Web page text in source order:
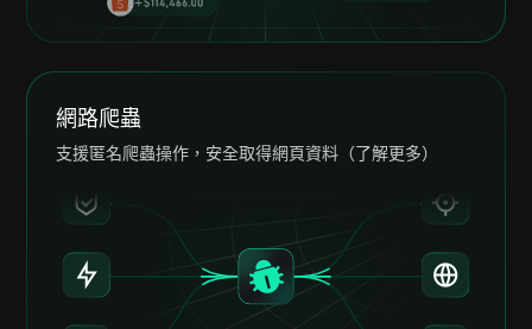
網路爬蟲
支援匿名爬蟲操作，安全取得網頁資料（了解更多）